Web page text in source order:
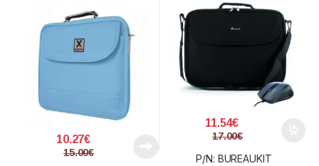
10.27€
15.00€
11.54€
17.00€
P/N: BUREAUKIT